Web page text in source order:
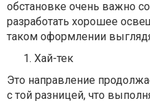
обстановке очень важно
разработать хорошее
таком оформлении
Хай-тек
Это направление
с той разницей, что